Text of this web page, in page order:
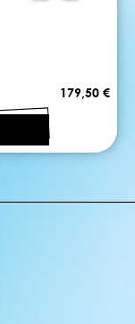
179,50 €